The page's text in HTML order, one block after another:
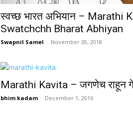
स्वच्छ भारत अभियान – Marathi
Swatchchh Bharat Abhiyan
Swapnil Samel - November 30, 2018
Marathi Kavita – जगणेच राहून
bhim kadam - December 1, 2016